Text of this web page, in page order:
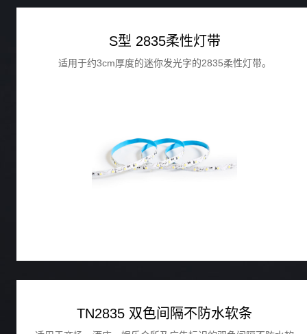
S型 2835柔性灯带
适用于约3cm厚度的迷你发光字的2835柔性灯带。
TN2835 双色间隔不防水软条